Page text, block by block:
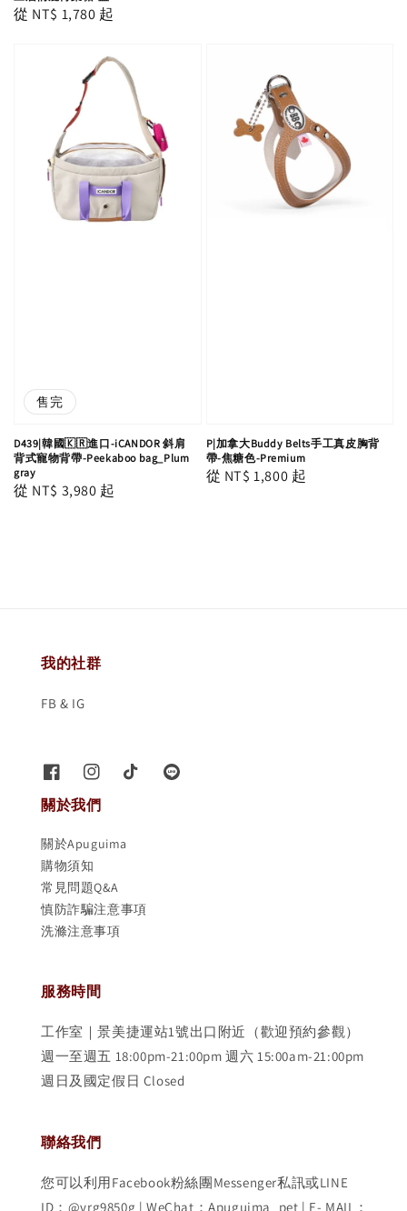
Regular
從 NT$ 1,780 起
售完
D439|韓國🇰🇷進口-iCANDOR 斜肩
背式寵物背帶-Peekaboo bag_Plum
gray
Regular
從 NT$ 3,980 起
P|加拿大Buddy Belts手工真皮胸背
帶-焦糖色-Premium
Regular
從 NT$ 1,800 起
我的社群
FB & IG
關於我們
關於Apuguima
購物須知
常見問題Q&A
慎防詐騙注意事項
洗滌注意事項
服務時間
工作室｜景美捷運站1號出口附近（歡迎預約參觀）
週一至週五 18:00pm-21:00pm 週六 15:00am-21:00pm
週日及國定假日 Closed
聯絡我們
您可以利用Facebook粉絲團Messenger私訊或LINE
ID：@vrg9850g | WeChat：Apuguima_pet | E- MAIL：